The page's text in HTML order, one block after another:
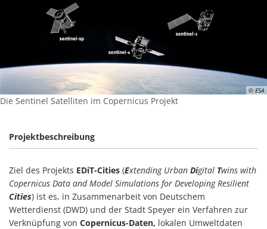
© ESA
Die Sentinel Satelliten im Copernicus Projekt
Projektbeschreibung
Ziel des Projekts EDiT-Cities (Extending Urban Digital Twins with
Copernicus Data and Model Simulations for Developing Resilient
Cities) ist es, in Zusammenarbeit von Deutschem
Wetterdienst (DWD) und der Stadt Speyer ein Verfahren zur
Verknüpfung von Copernicus-Daten, lokalen Umweltdaten